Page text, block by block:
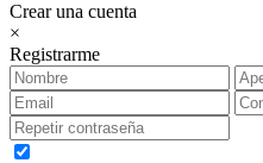
Crear una cuenta
×
Registrarme